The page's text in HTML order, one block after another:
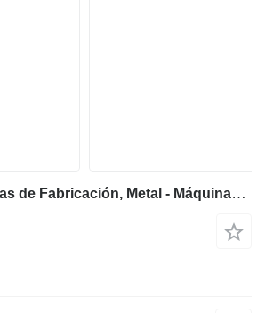
MATEF Tecnologías de Fabricación, Metal - Máquinas de Procesamiento de Chapa Metálica, Láser - Automatización - Sistemas Robóticos, Tecnologías de Soldadura y Tratamiento de Superficies, Equipos de Maquinaria y Equipos de Fábrica